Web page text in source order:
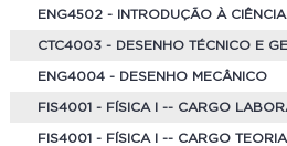
ENG4502 - INTRODUÇÃO À
CTC4003 - DESENHO TÉCNICO E
ENG4004 - DESENHO MECÂNICO
FIS4001 - FÍSICA I -- CARGO
FIS4001 - FÍSICA I -- CARGO TEORIA